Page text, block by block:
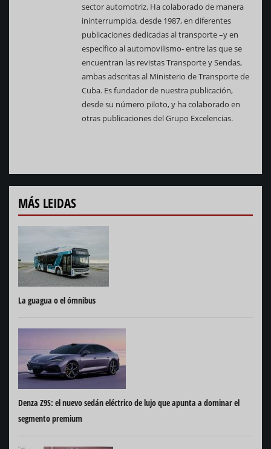
sector automotriz. Ha colaborado de manera
ininterrumpida, desde 1987, en diferentes
publicaciones dedicadas al transporte –y en
específico al automovilismo- entre las que se
encuentran las revistas Transporte y Sendas,
ambas adscritas al Ministerio de Transporte de
Cuba. Es fundador de nuestra publicación,
desde su número piloto, y ha colaborado en
otras publicaciones del Grupo Excelencias.
MÁS LEIDAS
La guagua o el ómnibus
Denza Z9S: el nuevo sedán eléctrico de lujo que apunta a dominar el
segmento premium